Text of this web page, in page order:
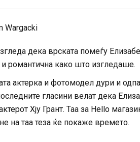
дека врската помеѓу
романтична како што изгледаше.
актерка и фотомодел дури и
гласини велат дека
Хју Грант. Таа за Hello
на таа теза ќе покаже времето.